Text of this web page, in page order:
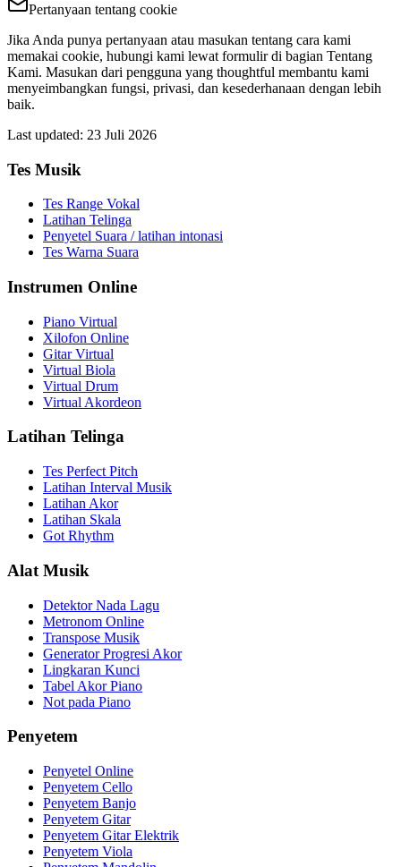
Pertanyaan tentang cookie
Jika Anda punya pertanyaan atau masukan tentang cara kami
memakai cookie, hubungi kami lewat formulir di bagian Tentang
Kami. Masukan dari pengguna yang thoughtful membantu kami
menyeimbangkan fungsi, privasi, dan kesederhanaan dengan lebih
baik.
Last updated: 23 Juli 2026
Tes Musik
Tes Range Vokal
Latihan Telinga
Penyetel Suara / latihan intonasi
Tes Warna Suara
Instrumen Online
Piano Virtual
Xilofon Online
Gitar Virtual
Virtual Biola
Virtual Drum
Virtual Akordeon
Latihan Telinga
Tes Perfect Pitch
Latihan Interval Musik
Latihan Akor
Latihan Skala
Got Rhythm
Alat Musik
Detektor Nada Lagu
Metronom Online
Transpose Musik
Generator Progresi Akor
Lingkaran Kunci
Tabel Akor Piano
Not pada Piano
Penyetem
Penyetel Online
Penyetem Cello
Penyetem Banjo
Penyetem Gitar
Penyetem Gitar Elektrik
Penyetem Viola